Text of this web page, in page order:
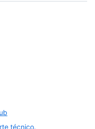
técnico.